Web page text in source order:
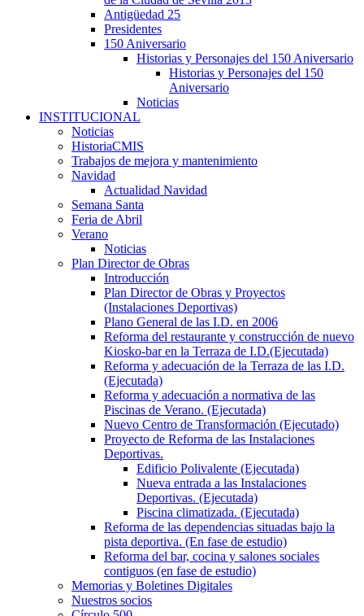
Antigüedad 25
Presidentes
150 Aniversario
Historias y Personajes del 150 Aniversario
Historias y Personajes del 150
Aniversario
Noticias
INSTITUCIONAL
Noticias
HistoriaCMIS
Trabajos de mejora y mantenimiento
Navidad
Actualidad Navidad
Semana Santa
Feria de Abril
Verano
Noticias
Plan Director de Obras
Introducción
Plan Director de Obras y Proyectos
(Instalaciones Deportivas)
Plano General de las I.D. en 2006
Reforma del restaurante y construcción de nuevo
Kiosko-bar en la Terraza de I.D.(Ejecutada)
Reforma y adecuación de la Terraza de las I.D.
(Ejecutada)
Reforma y adecuación a normativa de las
Piscinas de Verano. (Ejecutada)
Nuevo Centro de Transformación (Ejecutado)
Proyecto de Reforma de las Instalaciones
Deportivas.
Edificio Polivalente (Ejecutada)
Nueva entrada a las Instalaciones
Deportivas. (Ejecutada)
Piscina climatizada. (Ejecutada)
Reforma de las dependencias situadas bajo la
pista deportiva. (En fase de estudio)
Reforma del bar, cocina y salones sociales
contiguos (en fase de estudio)
Memorias y Boletines Digitales
Nuestros socios